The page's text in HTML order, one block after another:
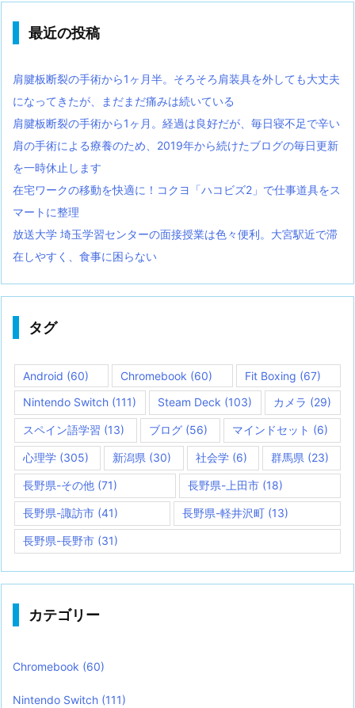
最近の投稿
肩腱板断裂の手術から1ヶ月半。そろそろ肩装具を外しても大丈夫
になってきたが、まだまだ痛みは続いている
肩腱板断裂の手術から1ヶ月。経過は良好だが、毎日寝不足で辛い
肩の手術による療養のため、2019年から続けたブログの毎日更新
を一時休止します
在宅ワークの移動を快適に！コクヨ「ハコビズ2」で仕事道具をス
マートに整理
放送大学 埼玉学習センターの面接授業は色々便利。大宮駅近で滞
在しやすく、食事に困らない
タグ
Android (60) Chromebook (60) Fit Boxing (67)
Nintendo Switch (111) Steam Deck (103) カメラ (29)
スペイン語学習 (13) ブログ (56) マインドセット (6)
心理学 (305) 新潟県 (30) 社会学(6) 群馬県 (23)
長野県-その他 (71) 長野県-上田市(18)
長野県-諏訪市 (41) 長野県-軽井沢町 (13)
長野県-長野市 (31)
カテゴリー
Chromebook (60)
Nintendo Switch (111)